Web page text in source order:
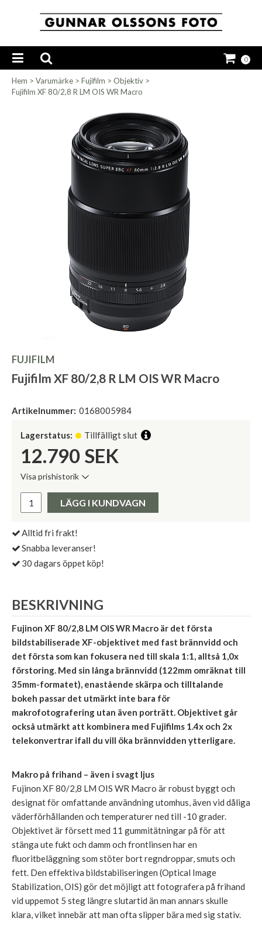
0
Hem > Varumärke > Fujifilm > Objektiv >
Fujifilm XF 80/2,8 R LM OIS WR Macro
FUJIFILM
Fujifilm XF 80/2,8 R LM OIS WR Macro
Artikelnummer: 0168005984
Lagerstatus: Tillfälligt slut
12.790 SEK
Visa prishistorik
Pris:
LÄGG I KUNDVAGN
Alltid fri frakt!
Snabba leveranser!
30 dagars öppet köp!
BESKRIVNING
Fujinon XF 80/2,8 LM OIS WR Macro är det första
bildstabiliserade XF-objektivet med fast brännvidd och
det första som kan fokusera ned till skala 1:1, alltså 1,0x
förstoring. Med sin långa brännvidd (122mm omräknat till
35mm-formatet), enastående skärpa och tilltalande
bokeh passar det utmärkt inte bara för
makrofotografering utan även porträtt. Objektivet går
också utmärkt att kombinera med Fujifilms 1.4x och 2x
telekonvertrar ifall du vill öka brännvidden ytterligare.
Makro på frihand – även i svagt ljus
Fujinon XF 80/2,8 LM OIS WR Macro är robust byggt och
designat för omfattande användning utomhus, även vid dåliga
väderförhållanden och temperaturer ned till -10 grader.
Objektivet är försett med 11 gummitätningar på för att
stänga ute fukt och damm och frontlinsen har en
fluoritbeläggning som stöter bort regndroppar, smuts och
fett. Den effektiva bildstabiliseringen (Optical Image
Stabilization, OIS) gör det möjligt att fotografera på frihand
vid uppemot 5 steg längre slutartid än man annars skulle
klara, vilket innebär att man ofta slipper bära med sig stativ.